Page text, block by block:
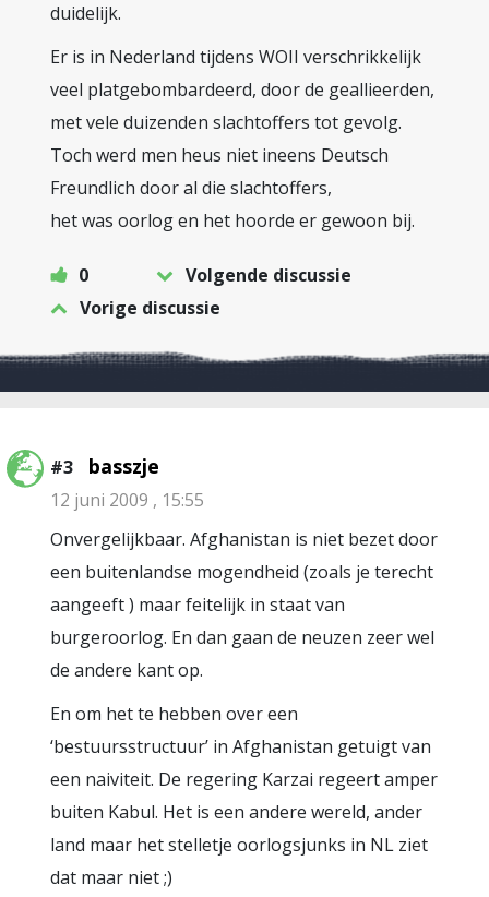
duidelijk.
Er is in Nederland tijdens WOII verschrikkelijk
veel platgebombardeerd, door de geallieerden,
met vele duizenden slachtoffers tot gevolg.
Toch werd men heus niet ineens Deutsch
Freundlich door al die slachtoffers,
het was oorlog en het hoorde er gewoon bij.
0
Volgende discussie
Vorige discussie
#3 basszje
12 juni 2009 , 15:55
Onvergelijkbaar. Afghanistan is niet bezet door
een buitenlandse mogendheid (zoals je terecht
aangeeft ) maar feitelijk in staat van
burgeroorlog. En dan gaan de neuzen zeer wel
de andere kant op.
En om het te hebben over een
‘bestuursstructuur’ in Afghanistan getuigt van
een naiviteit. De regering Karzai regeert amper
buiten Kabul. Het is een andere wereld, ander
land maar het stelletje oorlogsjunks in NL ziet
dat maar niet ;)